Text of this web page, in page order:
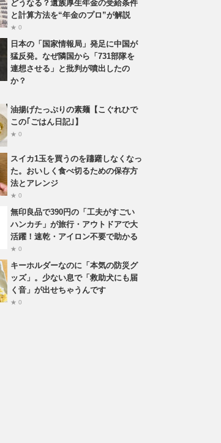
どうなる？遺族厚生年金の受給条件
と計算方法を“年金のプロ”が解説
★ 0
日本の「国家情報局」発足に中国が
猛反発。なぜ隣国から「731部隊を
連想させる」と批判が噴出したの
か？
油揚げたっぷりの素麺【こぐれひで
この｢ごはん日記｣】
★ 0
スイカ1玉を買うのを躊躇しなくなっ
た。おいしく食べ切るための保存方
法とアレンジ
★ 0
無印良品で390円の「工夫がすごい
ハンカチ」が旅行・アウトドアで大
活躍！速乾・アイロン不要で助かる
★ 0
キーホルダーなのに「本気の防災グ
ッズ」。少ない息で「救助犬にも届
く音」が出せちゃうんです
★ 0